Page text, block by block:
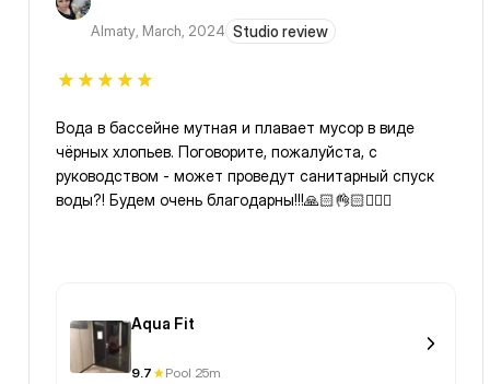
Almaty, March, 2024 Studio review
Вода в бассейне мутная и плавает мусор в виде
чёрных хлопьев. Поговорите, пожалуйста, с
руководством - может проведут санитарный спуск
воды?! Будем очень благодарны!!!🙏🏻👌🏻🙋🏻‍♀️
Aqua Fit
9.7 Pool 25m